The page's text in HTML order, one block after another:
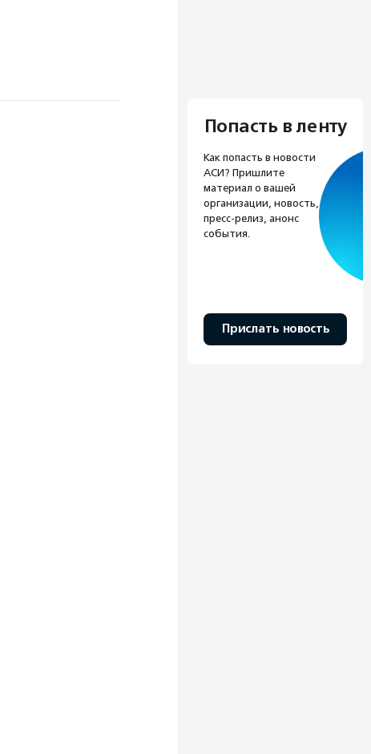
Попасть в ленту
Как попасть в новости
АСИ? Пришлите
материал о вашей
организации, новость,
пресс-релиз, анонс
события.
Прислать новость